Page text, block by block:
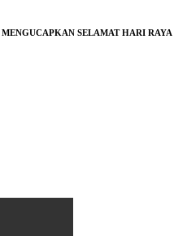
SELAMAT HARI RAYA